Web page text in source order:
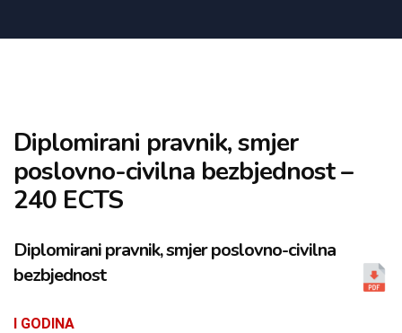
Diplomirani pravnik, smjer
poslovno-civilna bezbjednost –
240 ECTS
Diplomirani pravnik, smjer poslovno-civilna
bezbjednost
I GODINA